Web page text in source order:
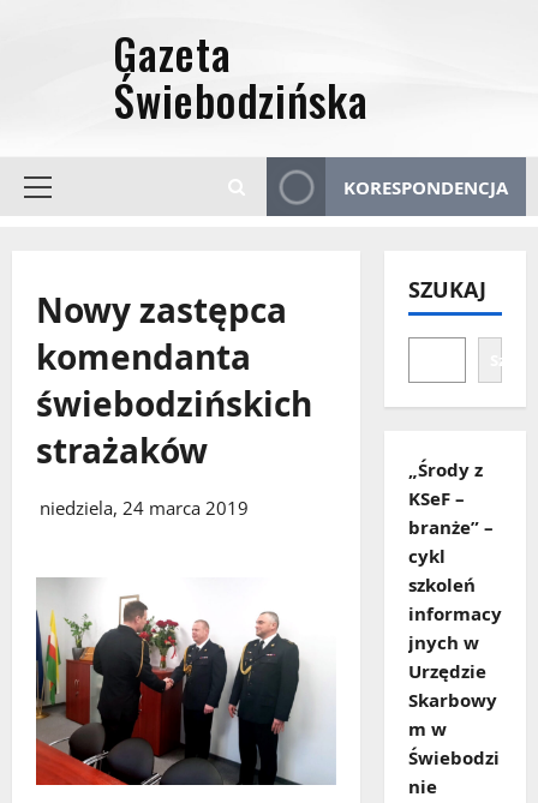
Menu
KORESPONDENCJA
Nowy zastępca
komendanta
świebodzińskich
strażaków
niedziela, 24 marca 2019
SZUKAJ
„Środy z
KSeF –
branże” –
cykl
szkoleń
informacy
jnych w
Urzędzie
Skarbowy
m w
Świebodzi
nie